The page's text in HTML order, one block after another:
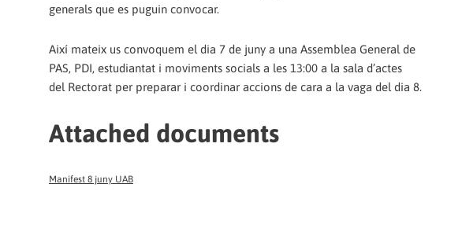
generals que es puguin convocar.
Així mateix us convoquem el dia 7 de juny a una Assemblea General de
PAS, PDI, estudiantat i moviments socials a les 13:00 a la sala d’actes
del Rectorat per preparar i coordinar accions de cara a la vaga del dia 8.
Attached documents
Manifest 8 juny UAB